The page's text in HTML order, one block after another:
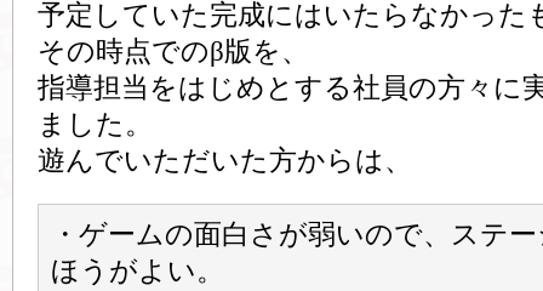
予定していた完成にはいたらなかった
その時点でのβ版を、
指導担当をはじめとする社員の方々に
ました。
遊んでいただいた方からは、
・ゲームの面白さが弱いので、ステ
ほうがよい。